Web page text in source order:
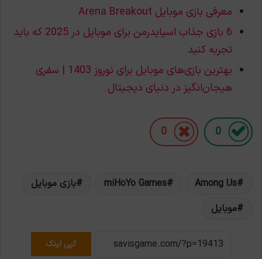
معرفی بازی موبایل Arena Breakout
6 بازی جذاب اسپایدرمن برای موبایل در 2025 که باید
تجربه کنید
بهترین بازی‌های موبایل برای نوروز 1403 | سفری
هیجان‌انگیز در دنیای دیجیتال
0
0
Among Us
miHoYo Games
بازی موبایل
موبایل
کپی لینک